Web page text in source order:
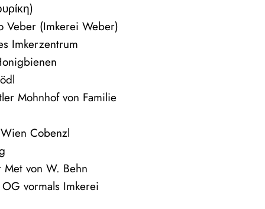
Veber (Imkerei Weber)
Imkerzentrum
Mohnhof von Familie
Cobenzl
von W. Behn
vormals Imkerei